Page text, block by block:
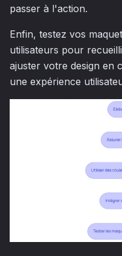
passer à l'action.
Enfin, testez vos
utilisateurs pour
ajuster votre design en
une expérience